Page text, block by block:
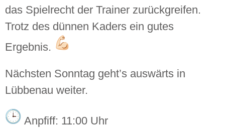
das Spielrecht der Trainer zurückgreifen.
Trotz des dünnen Kaders ein gutes
Ergebnis.
Nächsten Sonntag geht’s auswärts in
Lübbenau weiter.
Anpfiff: 11:00 Uhr